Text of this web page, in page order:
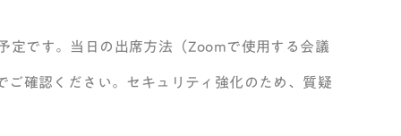
定です。 当日の出席方法（Zoomで使用する会議
確認ください。セキュリティ強化のため、質疑